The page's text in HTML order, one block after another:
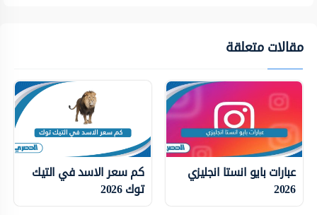
مقالات متعلقة
عبارات بايو انستا انجليزي
2026
كم سعر الاسد في التيك
توك 2026